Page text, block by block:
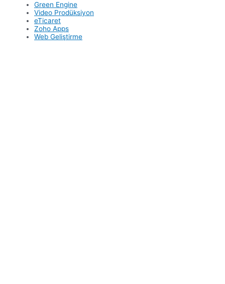
Green Engine
Video Prodüksiyon
eTicaret
Zoho Apps
Web Geliştirme